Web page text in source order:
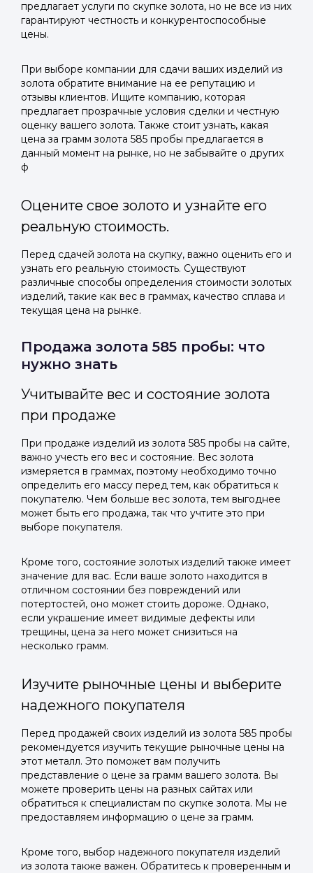
предлагает услуги по скупке золота, но не все из них
гарантируют честность и конкурентоспособные
цены.
При выборе компании для сдачи ваших изделий из
золота обратите внимание на ее репутацию и
отзывы клиентов. Ищите компанию, которая
предлагает прозрачные условия сделки и честную
оценку вашего золота. Также стоит узнать, какая
цена за грамм золота 585 пробы предлагается в
данный момент на рынке, но не забывайте о других
ф
Оцените свое золото и узнайте его
реальную стоимость.
Перед сдачей золота на скупку, важно оценить его и
узнать его реальную стоимость. Существуют
различные способы определения стоимости золотых
изделий, такие как вес в граммах, качество сплава и
текущая цена на рынке.
Продажа золота 585 пробы: что
нужно знать
Учитывайте вес и состояние золота
при продаже
При продаже изделий из золота 585 пробы на сайте,
важно учесть его вес и состояние. Вес золота
измеряется в граммах, поэтому необходимо точно
определить его массу перед тем, как обратиться к
покупателю. Чем больше вес золота, тем выгоднее
может быть его продажа, так что учтите это при
выборе покупателя.
Кроме того, состояние золотых изделий также имеет
значение для вас. Если ваше золото находится в
отличном состоянии без повреждений или
потертостей, оно может стоить дороже. Однако,
если украшение имеет видимые дефекты или
трещины, цена за него может снизиться на
несколько грамм.
Изучите рыночные цены и выберите
надежного покупателя
Перед продажей своих изделий из золота 585 пробы
рекомендуется изучить текущие рыночные цены на
этот металл. Это поможет вам получить
представление о цене за грамм вашего золота. Вы
можете проверить цены на разных сайтах или
обратиться к специалистам по скупке золота. Мы не
предоставляем информацию о цене за грамм.
Кроме того, выбор надежного покупателя изделий
из золота также важен. Обратитесь к проверенным и